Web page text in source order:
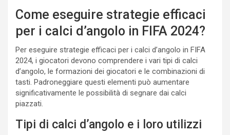
Come eseguire strategie efficaci
per i calci d’angolo in FIFA 2024?
Per eseguire strategie efficaci per i calci d’angolo in FIFA
2024, i giocatori devono comprendere i vari tipi di calci
d’angolo, le formazioni dei giocatori e le combinazioni di
tasti. Padroneggiare questi elementi può aumentare
significativamente le possibilità di segnare dai calci
piazzati.
Tipi di calci d’angolo e i loro utilizzi